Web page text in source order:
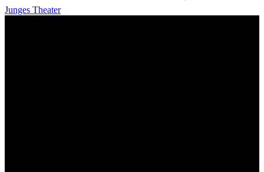
Junges Theater